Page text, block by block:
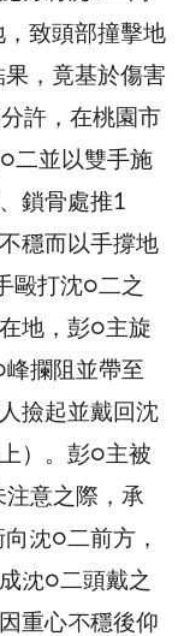
致頭部撞擊地
，竟基於傷害
許，在桃園市
二並以雙手施
鎖骨處推1
穩而以手撐地
毆打沈○二之
地，彭○主旋
攔阻並帶至
撿起並戴回沈
）。彭○主被
意之際，承
沈○二前方，
沈○二頭戴之
重心不穩後仰